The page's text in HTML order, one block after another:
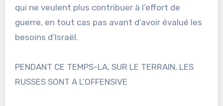
qui ne veulent plus contribuer à l’effort de
guerre, en tout cas pas avant d’avoir évalué les
besoins d’Israël.
PENDANT CE TEMPS-LA, SUR LE TERRAIN, LES
RUSSES SONT A L’OFFENSIVE